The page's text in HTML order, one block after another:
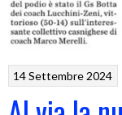
14 Settembre 2024